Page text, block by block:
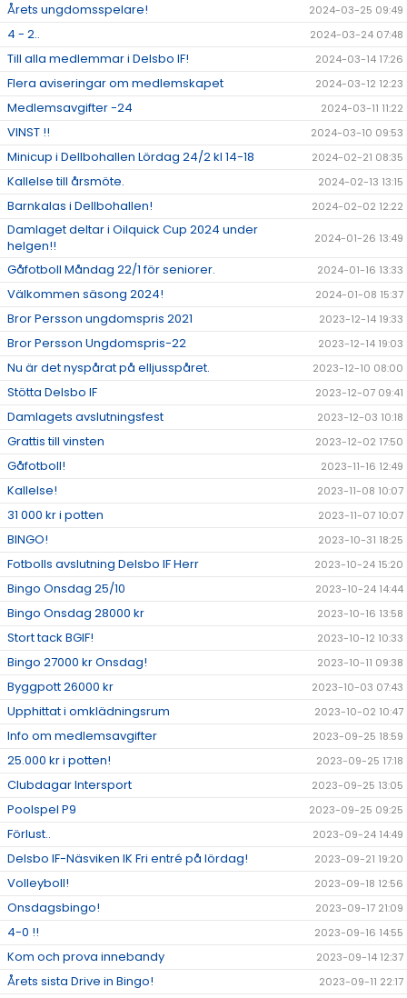
Årets ungdomsspelare! 2024-03-25 09:49
4 - 2.. 2024-03-24 07:48
Till alla medlemmar i Delsbo IF! 2024-03-14 17:26
Flera aviseringar om medlemskapet 2024-03-12 12:23
Medlemsavgifter -24 2024-03-11 11:22
VINST !! 2024-03-10 09:53
Minicup i Dellbohallen Lördag 24/2 kl 14-18 2024-02-21 08:35
Kallelse till årsmöte. 2024-02-13 13:15
Barnkalas i Dellbohallen! 2024-02-02 12:22
Damlaget deltar i Oilquick Cup 2024 under
helgen!!
2024-01-26 13:49
Gåfotboll Måndag 22/1 för seniorer. 2024-01-16 13:33
Välkommen säsong 2024! 2024-01-08 15:37
Bror Persson ungdomspris 2021 2023-12-14 19:33
Bror Persson Ungdomspris-22 2023-12-14 19:03
Nu är det nyspårat på elljusspåret. 2023-12-10 08:00
Stötta Delsbo IF 2023-12-07 09:41
Damlagets avslutningsfest 2023-12-03 10:18
Grattis till vinsten 2023-12-02 17:50
Gåfotboll! 2023-11-16 12:49
Kallelse! 2023-11-08 10:07
31 000 kr i potten 2023-11-07 10:07
BINGO! 2023-10-31 18:25
Fotbolls avslutning Delsbo IF Herr 2023-10-24 15:20
Bingo Onsdag 25/10 2023-10-24 14:44
Bingo Onsdag 28000 kr 2023-10-16 13:58
Stort tack BGIF! 2023-10-12 10:33
Bingo 27000 kr Onsdag! 2023-10-11 09:38
Byggpott 26000 kr 2023-10-03 07:43
Upphittat i omklädningsrum 2023-10-02 10:47
Info om medlemsavgifter 2023-09-25 18:59
25.000 kr i potten! 2023-09-25 17:18
Clubdagar Intersport 2023-09-25 13:05
Poolspel P9 2023-09-25 09:25
Förlust.. 2023-09-24 14:49
Delsbo IF-Näsviken IK Fri entré på lördag! 2023-09-21 19:20
Volleyboll! 2023-09-18 12:56
Onsdagsbingo! 2023-09-17 21:09
4-0 !! 2023-09-16 14:55
Kom och prova innebandy 2023-09-14 12:37
Årets sista Drive in Bingo! 2023-09-11 22:17